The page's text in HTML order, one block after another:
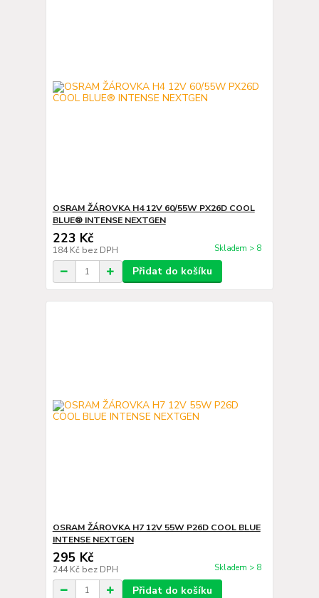
OSRAM ŽÁROVKA H4 12V 60/55W PX26D COOL
BLUE® INTENSE NEXTGEN
223 Kč
184 Kč bez DPH Skladem > 8
Přidat do košíku
OSRAM ŽÁROVKA H7 12V 55W P26D COOL BLUE
INTENSE NEXTGEN
295 Kč
244 Kč bez DPH Skladem > 8
Přidat do košíku